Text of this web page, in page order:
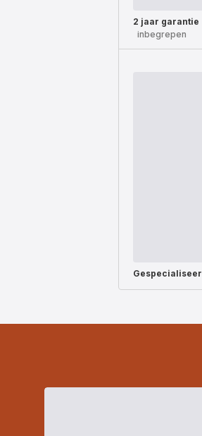
2 jaar garantie
inbegrepen